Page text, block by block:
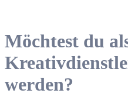
Möchtest du
werden?